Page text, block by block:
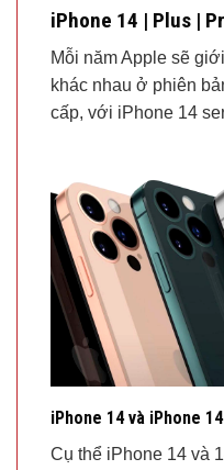
iPhone 14 | Plus |
Mỗi năm Apple sẽ
khác nhau ở phiên
cấp, với iPhone 14
iPhone 14 và iPhone
Cụ thể iPhone 14 và